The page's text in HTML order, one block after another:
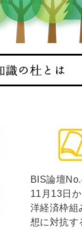
BIS論壇
11月13日
洋経済枠組
想に対抗す